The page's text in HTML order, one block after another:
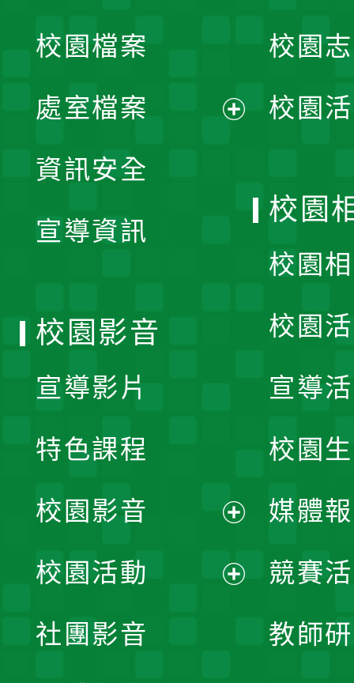
單
校園檔案
處室檔案
資訊安全
宣導資訊
校園
校園
校園
校園
校園
宣導
校園
媒體
競賽
教師
校園影音
宣導影片
特色課程
校園影音
開
校園活動
社團影音